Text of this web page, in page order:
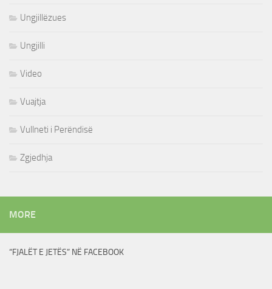
Ungjillëzues
Ungjilli
Video
Vuajtja
Vullneti i Perëndisë
Zgjedhja
MORE
“FJALËT E JETËS” NË FACEBOOK